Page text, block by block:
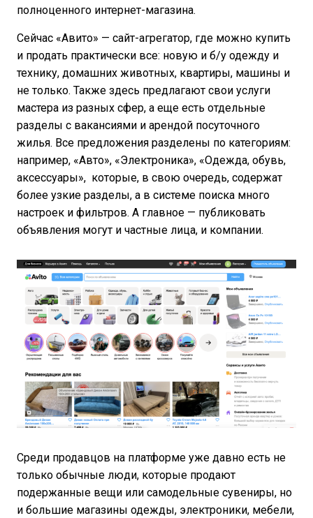
полноценного интернет-магазина.
Сейчас «Авито» — сайт-агрегатор, где можно купить
и продать практически все: новую и б/у одежду и
технику, домашних животных, квартиры, машины и
не только. Также здесь предлагают свои услуги
мастера из разных сфер, а еще есть отдельные
разделы с вакансиями и арендой посуточного
жилья. Все предложения разделены по категориям:
например, «Авто», «Электроника», «Одежда, обувь,
аксессуары», которые, в свою очередь, содержат
более узкие разделы, а в системе поиска много
настроек и фильтров. А главное — публиковать
объявления могут и частные лица, и компании.
Среди продавцов на платформе уже давно есть не
только обычные люди, которые продают
подержанные вещи или самодельные сувениры, но
и большие магазины одежды, электроники, мебели,